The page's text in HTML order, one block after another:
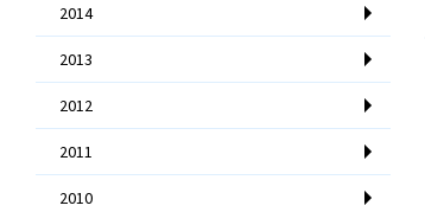
2014
2013
2012
2011
2010